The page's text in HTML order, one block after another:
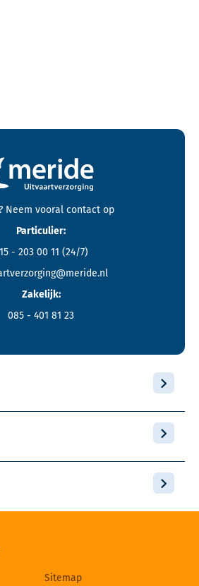
menu van Meride
Neem vooral contact op
Particulier:
- 203 00 11 (24/7)
Zakelijk:
085 - 401 81 23
Sitemap